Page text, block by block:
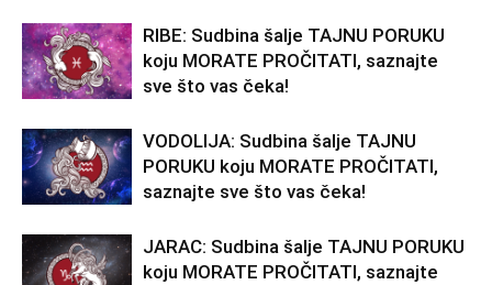
RIBE: Sudbina šalje TAJNU PORUKU
koju MORATE PROČITATI, saznajte
sve što vas čeka!
VODOLIJA: Sudbina šalje TAJNU
PORUKU koju MORATE PROČITATI,
saznajte sve što vas čeka!
JARAC: Sudbina šalje TAJNU PORUKU
koju MORATE PROČITATI, saznajte